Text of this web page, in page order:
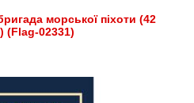
морської піхоти (42
02331)